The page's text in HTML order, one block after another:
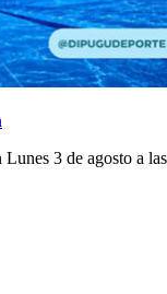
3 de agosto a las